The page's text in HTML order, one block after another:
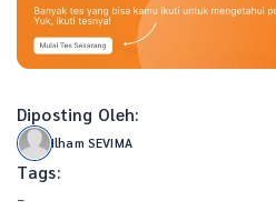
Diposting Oleh:
Ilham SEVIMA
Tags:
-